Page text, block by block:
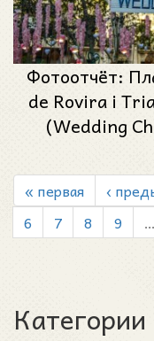
Фотоотчёт:
de Rovira i
(Wedding
« первая ‹
6
7 8 9 …
Категории